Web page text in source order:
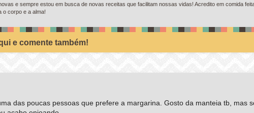
e sempre estou em busca de novas receitas que facilitam nossas vidas! Acredito em comida
o corpo e a alma!
e comente também!
das poucas pessoas que prefere a margarina. Gosto da manteia tb, mas